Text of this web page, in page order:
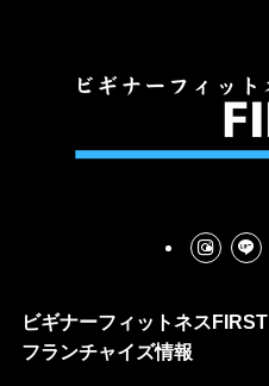
ビギナーフィットネスFIRST
フランチャイズ情報